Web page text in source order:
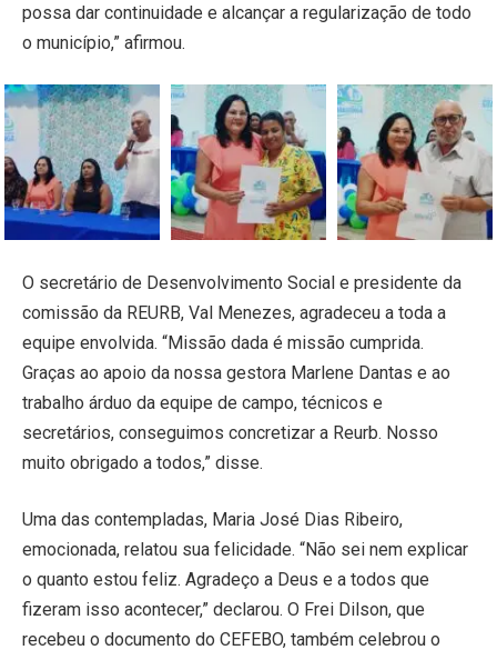
possa dar continuidade e alcançar a regularização de todo
o município,” afirmou.
O secretário de Desenvolvimento Social e presidente da
comissão da REURB, Val Menezes, agradeceu a toda a
equipe envolvida. “Missão dada é missão cumprida.
Graças ao apoio da nossa gestora Marlene Dantas e ao
trabalho árduo da equipe de campo, técnicos e
secretários, conseguimos concretizar a Reurb. Nosso
muito obrigado a todos,” disse.
Uma das contempladas, Maria José Dias Ribeiro,
emocionada, relatou sua felicidade. “Não sei nem explicar
o quanto estou feliz. Agradeço a Deus e a todos que
fizeram isso acontecer,” declarou. O Frei Dilson, que
recebeu o documento do CEFEBO, também celebrou o